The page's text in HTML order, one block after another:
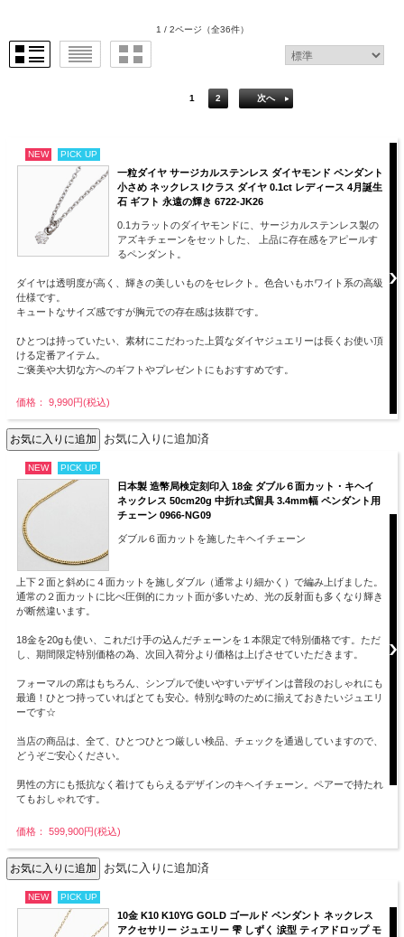
1 / 2ページ （全36件）
1 2 次へ
NEW PICK UP
一粒ダイヤ サージカルステンレス ダイヤモンド ペンダント
小さめ ネックレス Iクラス ダイヤ 0.1ct レディース 4月誕生
石 ギフト 永遠の輝き 6722-JK26
0.1カラットのダイヤモンドに、サージカルステンレス製の
アズキチェーンをセットした、 上品に存在感をアピールす
るペンダント。
ダイヤは透明度が高く、輝きの美しいものをセレクト。色合いもホワイト系の高級
仕様です。
キュートなサイズ感ですが胸元での存在感は抜群です。
ひとつは持っていたい、素材にこだわった上質なダイヤジュエリーは長くお使い頂
ける定番アイテム。
ご褒美や大切な方へのギフトやプレゼントにもおすすめです。
価格： 9,990円(税込)
お気に入りに追加済
NEW PICK UP
日本製 造幣局検定刻印入 18金 ダブル６面カット・キヘイ
ネックレス 50cm20g 中折れ式留具 3.4mm幅 ペンダント用
チェーン 0966-NG09
ダブル６面カットを施したキヘイチェーン
上下２面と斜めに４面カットを施しダブル（通常より細かく）で編み上げました。
通常の２面カットに比べ圧倒的にカット面が多いため、光の反射面も多くなり輝き
が断然違います。
18金を20gも使い、これだけ手の込んだチェーンを１本限定で特別価格です。ただ
し、期間限定特別価格の為、次回入荷分より価格は上げさせていただきます。
フォーマルの席はもちろん、シンプルで使いやすいデザインは普段のおしゃれにも
最適！ひとつ持っていればとても安心。特別な時のために揃えておきたいジュエリ
ーです☆
当店の商品は、全て、ひとつひとつ厳しい検品、チェックを通過していますので、
どうぞご安心ください。
男性の方にも抵抗なく着けてもらえるデザインのキヘイチェーン。ペアーで持たれ
てもおしゃれです。
価格： 599,900円(税込)
お気に入りに追加済
NEW PICK UP
10金 K10 K10YG GOLD ゴールド ペンダント ネックレス
アクセサリー ジュエリー 雫 しずく 涙型 ティアドロップ モ